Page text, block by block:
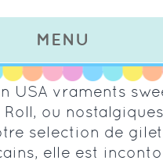
MENU
USA vraments
ou
selection de
elle est